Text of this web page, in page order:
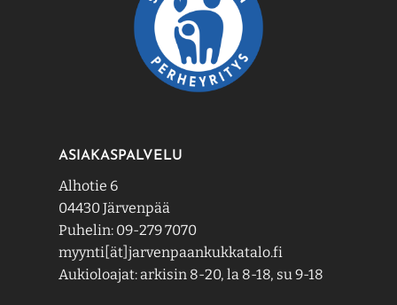
ASIAKASPALVELU
Alhotie 6
04430 Järvenpää
Puhelin: 09-279 7070
myynti[ät]jarvenpaankukkatalo.fi
Aukioloajat: arkisin 8-20, la 8-18, su 9-18